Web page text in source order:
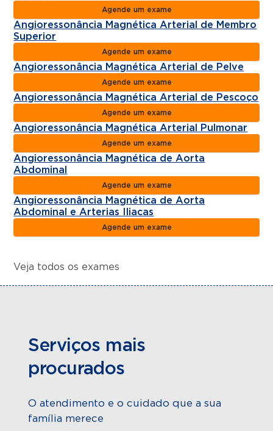
Agende um exame
Angioressonância Magnética Arterial de Membro
Superior
Agende um exame
Angioressonância Magnética Arterial de Pelve
Agende um exame
Angioressonância Magnética Arterial de Pescoço
Agende um exame
Angioressonância Magnética Arterial Pulmonar
Agende um exame
Angioressonância Magnética de Aorta
Abdominal
Agende um exame
Angioressonância Magnética de Aorta
Abdominal e Arterias Iliacas
Agende um exame
Veja todos os exames
Serviços mais
procurados
O atendimento e o cuidado que a sua
família merece